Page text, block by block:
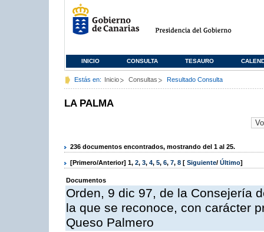
INICIO CONSULTA TESAURO
Estás en: Inicio Consultas Resultado Consulta
LA PALMA
236 documentos encontrados, mostrando del 1 al 25.
[Primero/Anterior] 1, 2, 3, 4, 5, 6, 7, 8 [ Siguiente/ Último]
Documentos
Orden, 9 dic 97, de la Consejería
la que se reconoce, con carácter
Queso Palmero